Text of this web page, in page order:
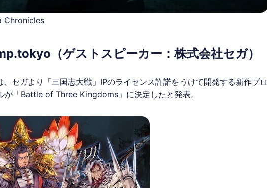
Chronicles
（ゲストスピーカー：株式会社セガ）
セガより「三国志大戦」IPのライセンス許諾をうけて開発する新作ブロ
が「Battle of Three Kingdoms」に決定したと発表。